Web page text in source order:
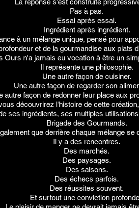
La réponse s'est construite
Pas à pas.
Essai après essai.
Ingrédient après ingrédient.
à un mélange unique, pensé pour
et de la gourmandise aux plats
Ours n'a jamais eu vocation à être un
Il représente une philosophie.
Une autre façon de cuisiner.
Une autre façon de regarder son
autre façon de redonner leur place aux
découvrirez l'histoire de cette
ses ingrédients, ses multiples
Brigade des Gourmands.
que derrière chaque mélange se
Il y a des rencontres.
Des marchés.
Des paysages.
Des saisons.
Des échecs parfois.
Des réussites souvent.
Et surtout une conviction